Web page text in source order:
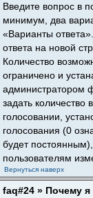
Введите вопрос в
минимум, два
«Варианты
ответа на новой
Количество
ограничено и
администратором
задать количество
голосовании,
голосования (0
будет
пользователям
Вернуться наверх
faq#24 » Почему